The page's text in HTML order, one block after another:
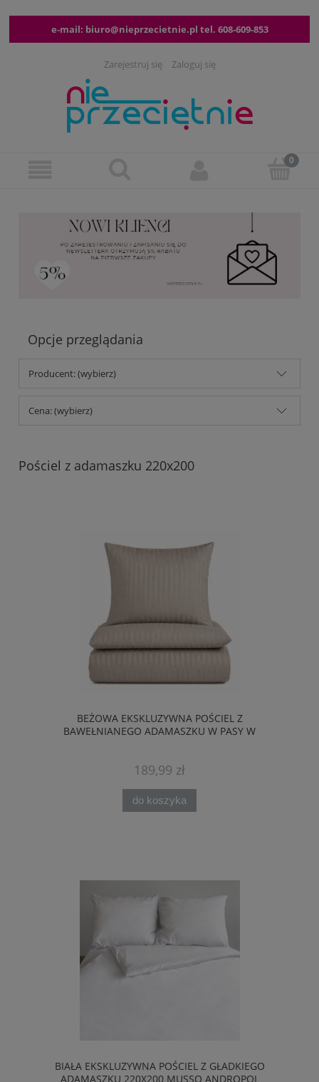
e-mail: biuro@nieprzecietnie.pl tel. 608-609-853
Zarejestruj się Zaloguj się
Opcje przeglądania
Producent: (wybierz)
Cena: (wybierz)
Pościel z adamaszku 220x200
BEŻOWA EKSKLUZYWNA POŚCIEL Z
BAWEŁNIANEGO ADAMASZKU W PASY W
189,99 zł
do koszyka
BIAŁA EKSKLUZYWNA POŚCIEL Z GŁADKIEGO
ADAMASZKU 220X200 MUSSO ANDROPOL